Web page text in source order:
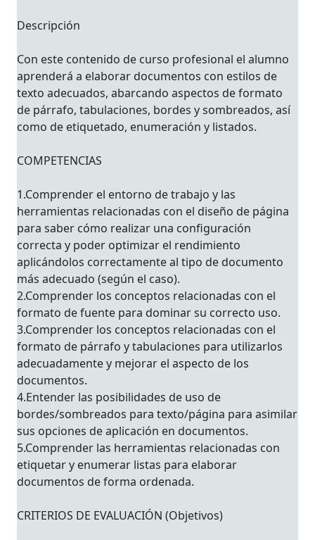
Descripción
Con este contenido de curso profesional el alumno
aprenderá a elaborar documentos con estilos de
texto adecuados, abarcando aspectos de formato
de párrafo, tabulaciones, bordes y sombreados, así
como de etiquetado, enumeración y listados.
COMPETENCIAS
1.Comprender el entorno de trabajo y las
herramientas relacionadas con el diseño de página
para saber cómo realizar una configuración
correcta y poder optimizar el rendimiento
aplicándolos correctamente al tipo de documento
más adecuado (según el caso).
2.Comprender los conceptos relacionadas con el
formato de fuente para dominar su correcto uso.
3.Comprender los conceptos relacionadas con el
formato de párrafo y tabulaciones para utilizarlos
adecuadamente y mejorar el aspecto de los
documentos.
4.Entender las posibilidades de uso de
bordes/sombreados para texto/página para asimilar
sus opciones de aplicación en documentos.
5.Comprender las herramientas relacionadas con
etiquetar y enumerar listas para elaborar
documentos de forma ordenada.
CRITERIOS DE EVALUACIÓN (Objetivos)